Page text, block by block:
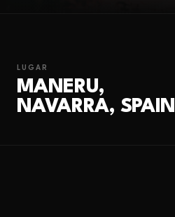
LUGAR
MANERU,
NAVARRA, SPAIN